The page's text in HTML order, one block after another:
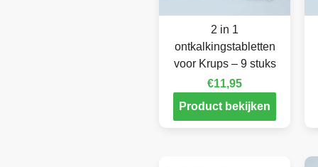
2 in 1
ontkalkingstabletten
voor Krups – 9 stuks
€11,95
Product bekijken